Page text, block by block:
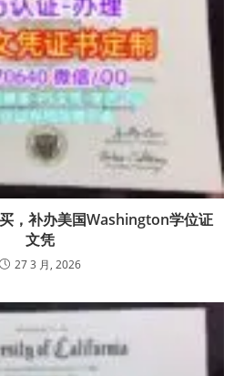
，补办美国Washington学位证
文凭
27 3 月, 2026